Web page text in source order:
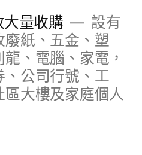
大量收購
設有
紙、五金、塑
、電腦、家電，
、公司行號、工
大樓及家庭個人